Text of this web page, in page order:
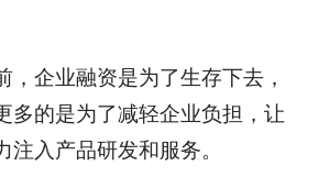
企业融资是为了生存下去，
多的是为了减轻企业负担，让
入产品研发和服务。